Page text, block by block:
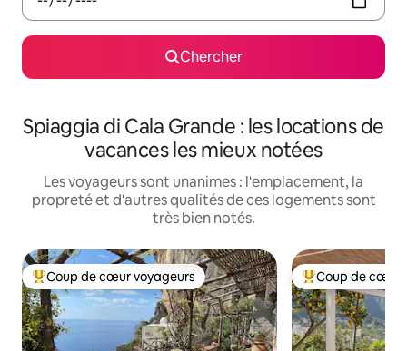
Chercher
Spiaggia di Cala Grande : les locations de
vacances les mieux notées
Les voyageurs sont unanimes : l'emplacement, la
propreté et d'autres qualités de ces logements sont
très bien notés.
Coup de cœur voyageurs parmi les plus aimés
Coup de cœur voyageurs Coup de cœur
Coup de cœur